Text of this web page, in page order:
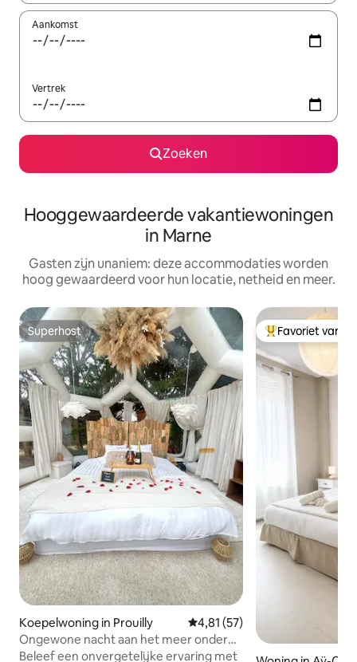
Aankomst
Vertrek
Zoeken
Hooggewaardeerde vakantiewoningen
in Marne
Gasten zijn unaniem: deze accommodaties worden
hoog gewaardeerd voor hun locatie, netheid en meer.
Superhost
Superhost
Koepelwoning in Prouilly Gemiddelde beoordeling van
4,81 (57)
Ongewone nacht aan het meer onder
een koepel
Beleef een onvergetelijke ervaring met
Topfavoriet van
Favoriet van